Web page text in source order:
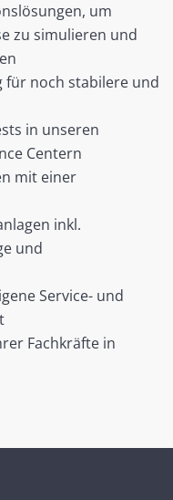
um
zu simulieren und
für noch stabilere und
in unseren
Centern
mit einer
inkl.
und
Service- und
Fachkräfte in